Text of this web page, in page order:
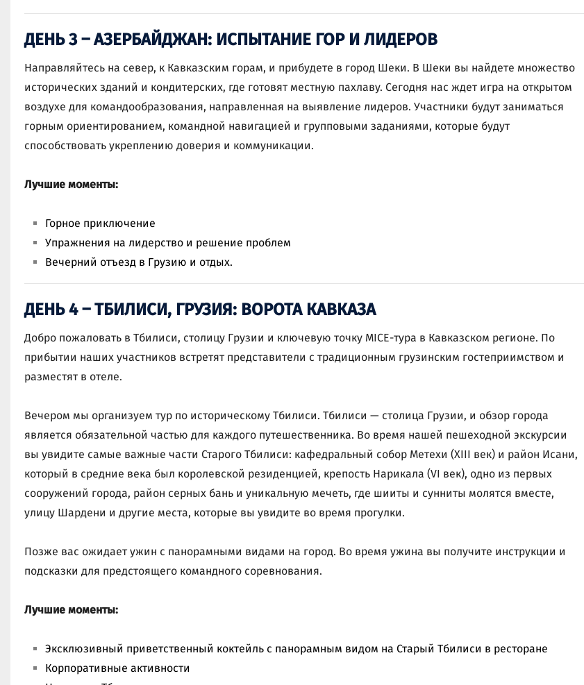
ДЕНЬ 3 – АЗЕРБАЙДЖАН: ИСПЫТАНИЕ ГОР И ЛИДЕРОВ
Направляйтесь на север, к Кавказским горам, и прибудете в город Шеки. В Шеки вы найдете множество
исторических зданий и кондитерских, где готовят местную пахлаву. Сегодня нас ждет игра на открытом
воздухе для командообразования, направленная на выявление лидеров. Участники будут заниматься
горным ориентированием, командной навигацией и групповыми заданиями, которые будут
способствовать укреплению доверия и коммуникации.
Лучшие моменты:
Горное приключение
Упражнения на лидерство и решение проблем
Вечерний отъезд в Грузию и отдых.
ДЕНЬ 4 – ТБИЛИСИ, ГРУЗИЯ: ВОРОТА КАВКАЗА
Добро пожаловать в Тбилиси, столицу Грузии и ключевую точку MICE-тура в Кавказском регионе. По
прибытии наших участников встретят представители с традиционным грузинским гостеприимством и
разместят в отеле.
Вечером мы организуем тур по историческому Тбилиси. Тбилиси — столица Грузии, и обзор города
является обязательной частью для каждого путешественника. Во время нашей пешеходной экскурсии
вы увидите самые важные части Старого Тбилиси: кафедральный собор Метехи (XIII век) и район Исани,
который в средние века был королевской резиденцией, крепость Нарикала (VI век), одно из первых
сооружений города, район серных бань и уникальную мечеть, где шииты и сунниты молятся вместе,
улицу Шардени и другие места, которые вы увидите во время прогулки.
Позже вас ожидает ужин с панорамными видами на город. Во время ужина вы получите инструкции и
подсказки для предстоящего командного соревнования.
Лучшие моменты:
Эксклюзивный приветственный коктейль с панорамным видом на Старый Тбилиси в ресторане
Корпоративные активности